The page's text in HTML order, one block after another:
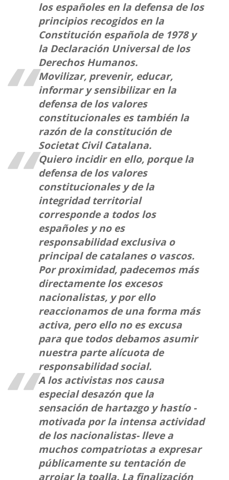
los españoles en la defensa de los
principios recogidos en la
Constitución española de 1978 y
la Declaración Universal de los
Derechos Humanos.
Movilizar, prevenir, educar,
informar y sensibilizar en la
defensa de los valores
constitucionales es también la
razón de la constitución de
Societat Civil Catalana.
Quiero incidir en ello, porque la
defensa de los valores
constitucionales y de la
integridad territorial
corresponde a todos los
españoles y no es
responsabilidad exclusiva o
principal de catalanes o vascos.
Por proximidad, padecemos más
directamente los excesos
nacionalistas, y por ello
reaccionamos de una forma más
activa, pero ello no es excusa
para que todos debamos asumir
nuestra parte alícuota de
responsabilidad social.
A los activistas nos causa
especial desazón que la
sensación de hartazgo y hastío -
motivada por la intensa actividad
de los nacionalistas- lleve a
muchos compatriotas a expresar
públicamente su tentación de
arrojar la toalla. La finalización